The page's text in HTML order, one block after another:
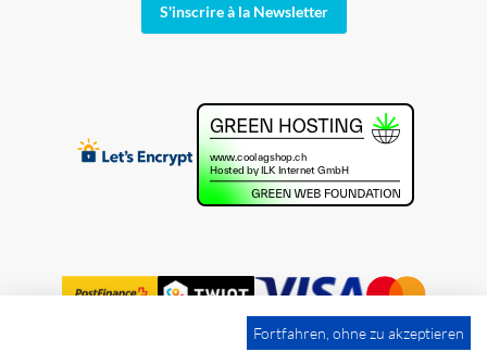
S'inscrire à la Newsletter
Fortfahren, ohne zu akzeptieren